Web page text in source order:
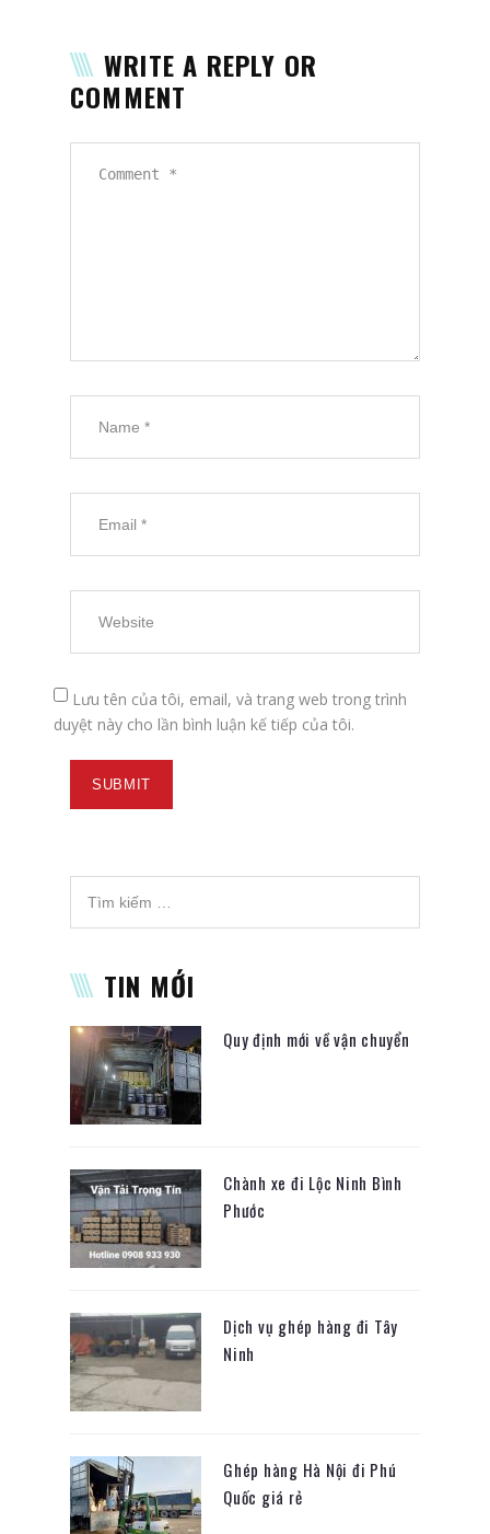
WRITE A REPLY OR
COMMENT
Lưu tên của tôi, email, và trang web trong trình
duyệt này cho lần bình luận kế tiếp của tôi.
TIN MỚI
Quy định mới về vận chuyển
Chành xe đi Lộc Ninh Bình
Phước
Dịch vụ ghép hàng đi Tây
Ninh
Ghép hàng Hà Nội đi Phú
Quốc giá rẻ